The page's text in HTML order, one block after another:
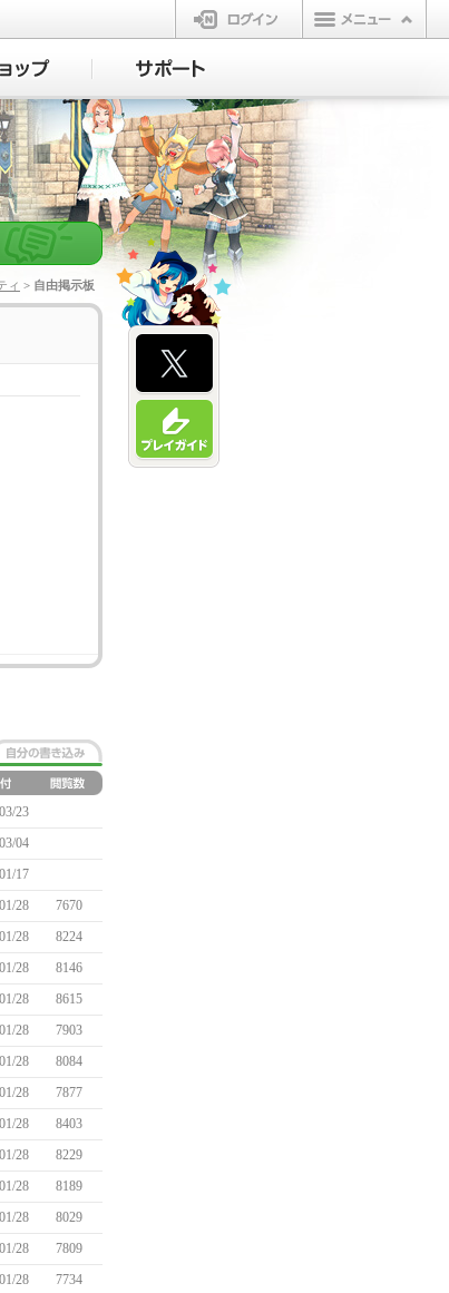
ログイン
ィ > 自由掲示板
23
04
17
28
7670
28
8224
28
8146
28
8615
28
7903
28
8084
28
7877
28
8403
28
8229
28
8189
28
8029
28
7809
28
7734